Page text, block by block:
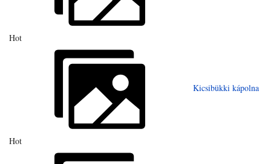
Hot
Kicsibükki kápolna
Hot